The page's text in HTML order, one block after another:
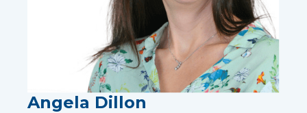
Angela Dillon